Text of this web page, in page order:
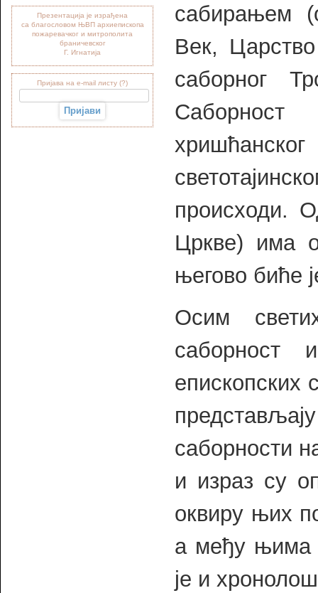
Презентација је израђена
са благословом ЊВП архиепископа
пожаревачког и митрополита
браничевског
Г. Игнатија
Пријава на e-mail листу (?)
сабирањем
Век,
саборног
Саборност
происходи.
Цркве) има
његово биће
Осим
саборност
епископских
саборности
и израз су
оквиру њих
а међу њима
је и